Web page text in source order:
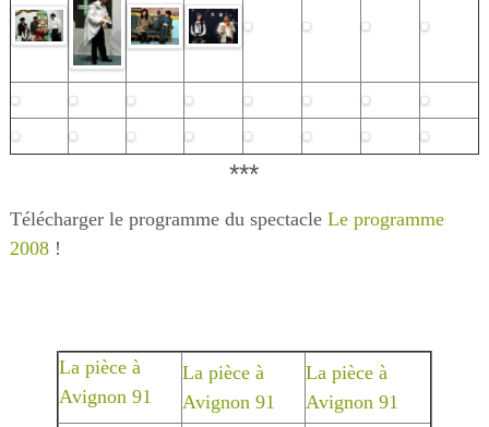
***
Télécharger le programme du spectacle Le programme
2008!
La pièce à
Avignon 91
La pièce à
Avignon 91
La pièce à
Avignon 91